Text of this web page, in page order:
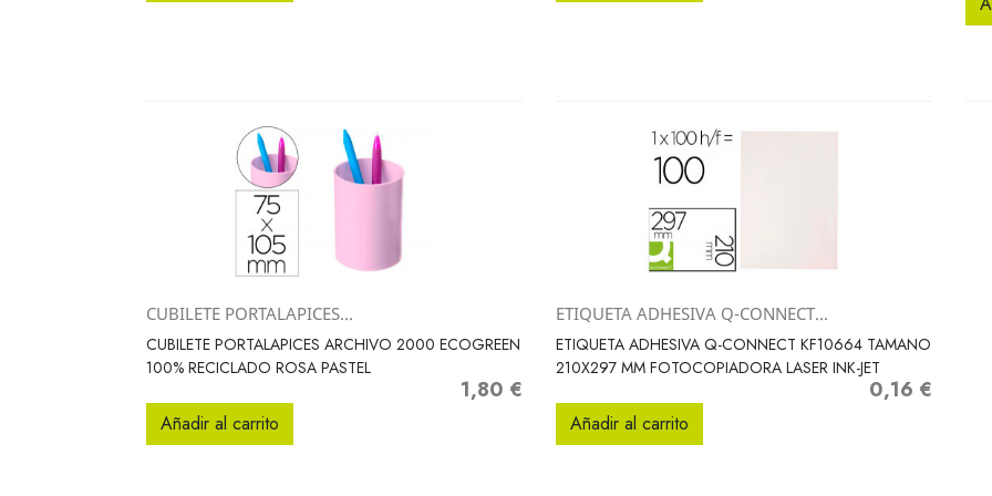
Vista rápida
CUBILETE PORTALAPICES...
CUBILETE PORTALAPICES ARCHIVO 2000 ECOGREEN
100% RECICLADO ROSA PASTEL
Precio
1,80 €
Añadir al carrito
Vista rápida
ETIQUETA ADHESIVA Q-CONNECT...
ETIQUETA ADHESIVA Q-CONNECT KF10664 TAMANO
210X297 MM FOTOCOPIADORA LASER INK-JET
Precio
0,16 €
Añadir al carrito